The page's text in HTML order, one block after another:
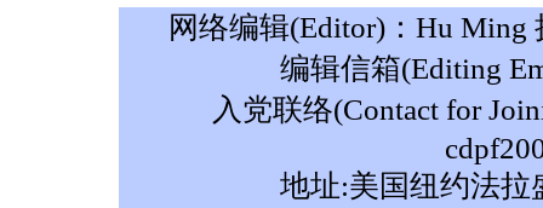
网络编辑(Editor)：Hu Ming
编辑信箱(Editing
入党联络(Contact for
地址:美国纽约法拉